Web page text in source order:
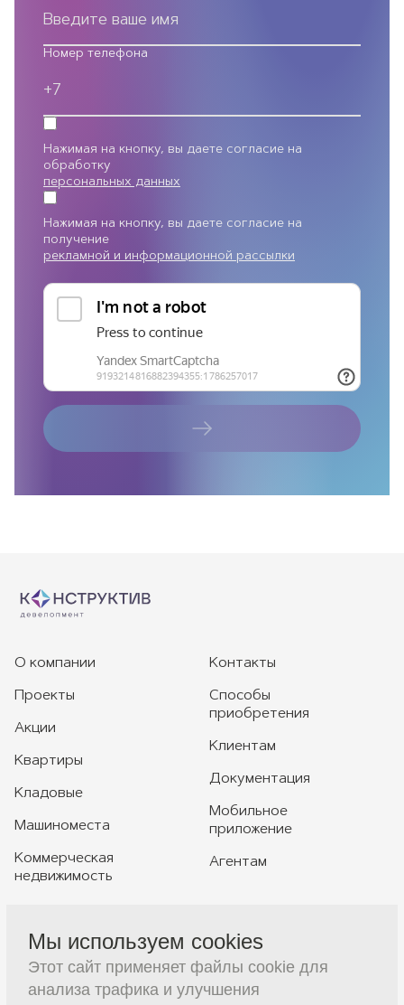
Номер телефона
О компании
Проекты
Акции
Квартиры
Кладовые
Машиноместа
Коммерческая
недвижимость
Контакты
Способы
приобретения
Клиентам
Документация
Мобильное
приложение
Агентам
+7 391 230-20-20
sales@constructive-d.ru
Мы используем cookies
Этот сайт применяет файлы cookie для
анализа трафика и улучшения